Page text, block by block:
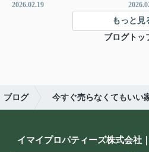
2026.02.19
もっと見
ブログトッ
ブログ 今すぐ売らなくてもいい
イマイプロパティーズ株式会社